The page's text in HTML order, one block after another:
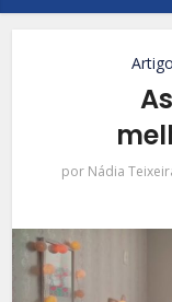
por Nádia